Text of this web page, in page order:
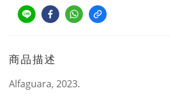
商品描述
Alfaguara, 2023.